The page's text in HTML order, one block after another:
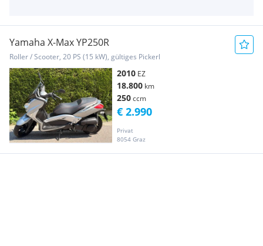
Yamaha X-Max YP250R
Roller / Scooter, 20 PS (15 kW), gültiges Pickerl
2010 EZ
18.800 km
250ccm
Privat
8054 Graz
€ 2.990